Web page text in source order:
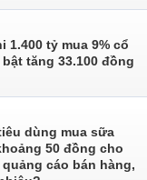
1.400 tỷ mua 9% cổ
tăng 33.100 đồng
dùng mua sữa
50 đồng cho
cáo bán hàng,